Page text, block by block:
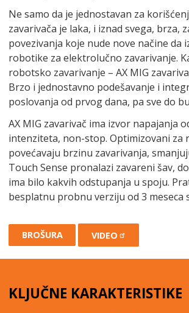
Ne samo da je jednostavan za
zavarivača je laka, i iznad svega, brza,
povezivanja koje nude nove načine da
robotike za elektrolučno zavarivanje.
robotsko zavarivanje – AX MIG
Brzo i jednostavno podešavanje i
poslovanja od prvog dana, pa sve do
AX MIG zavarivač ima izvor napajanja
intenziteta, non-stop. Optimizovani za
povećavaju brzinu zavarivanja,
Touch Sense pronalazi zavareni šav,
ima bilo kakvih odstupanja u spoju.
besplatnu probnu verziju od 3 meseca
BROŠURA VIDEO
KLJUČNE KARAKTERISTIKE